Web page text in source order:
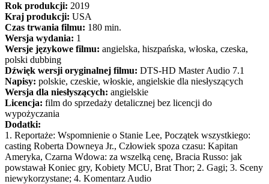
Rok produkcji: 2019
Kraj produkcji: USA
Czas trwania filmu: 180 min.
Wersja wydania: 1
Wersje językowe filmu: angielska, hiszpańska, włoska, czeska,
polski dubbing
Dźwięk wersji oryginalnej filmu: DTS-HD Master Audio 7.1
Napisy: polskie, czeskie, włoskie, angielskie dla niesłyszących
Wersja dla niesłyszących: angielskie
Licencja: film do sprzedaży detalicznej bez licencji do
wypożyczania
Dodatki:
1. Reportaże: Wspomnienie o Stanie Lee, Początek wszystkiego:
casting Roberta Downeya Jr., Człowiek spoza czasu: Kapitan
Ameryka, Czarna Wdowa: za wszelką cenę, Bracia Russo: jak
powstawał Koniec gry, Kobiety MCU, Brat Thor; 2. Gagi; 3. Sceny
niewykorzystane; 4. Komentarz Audio